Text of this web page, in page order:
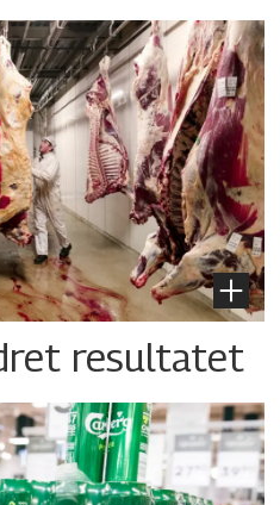
resultatet